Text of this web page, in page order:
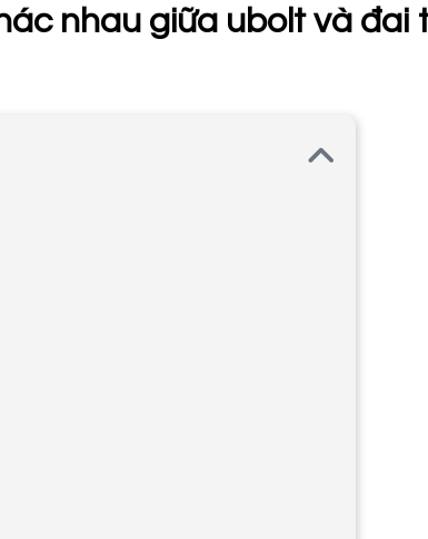
nhau giữa ubolt và đai